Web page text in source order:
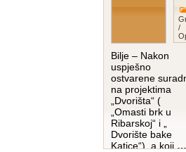
/
Bilje – Nakon
uspješno
ostvarene
na projektima
„Dvorišta“ (
„Omasti brk u
Ribarskoj“ i „
Dvorište bake
Katice“), a koji …